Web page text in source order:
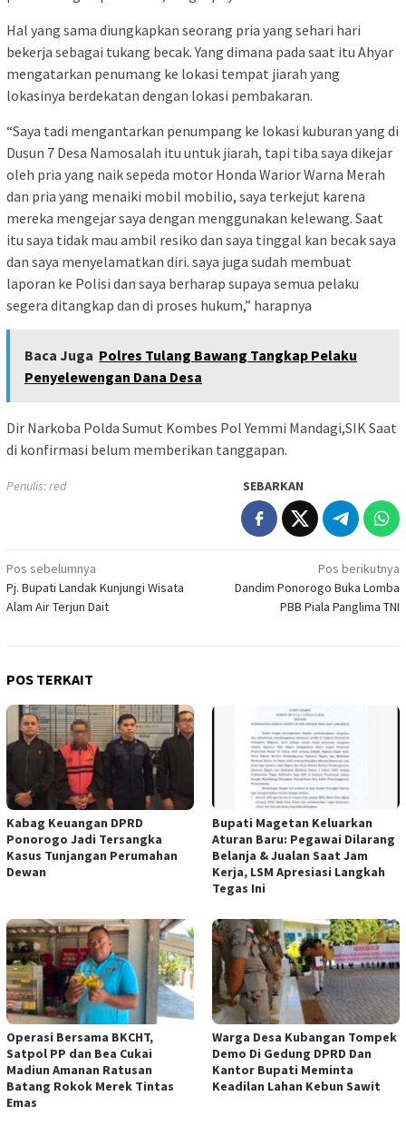
Hal yang sama diungkapkan seorang pria yang sehari hari
bekerja sebagai tukang becak. Yang dimana pada saat itu Ahyar
mengatarkan penumang ke lokasi tempat jiarah yang
lokasinya berdekatan dengan lokasi pembakaran.
“Saya tadi mengantarkan penumpang ke lokasi kuburan yang di
Dusun 7 Desa Namosalah itu untuk jiarah, tapi tiba saya dikejar
oleh pria yang naik sepeda motor Honda Warior Warna Merah
dan pria yang menaiki mobil mobilio, saya terkejut karena
mereka mengejar saya dengan menggunakan kelewang. Saat
itu saya tidak mau ambil resiko dan saya tinggal kan becak saya
dan saya menyelamatkan diri. saya juga sudah membuat
laporan ke Polisi dan saya berharap supaya semua pelaku
segera ditangkap dan di proses hukum,” harapnya
Baca Juga Polres Tulang Bawang Tangkap Pelaku
Penyelewengan Dana Desa
Dir Narkoba Polda Sumut Kombes Pol Yemmi Mandagi,SIK Saat
di konfirmasi belum memberikan tanggapan.
Penulis: red SEBARKAN
Navigasi
pos
Pos sebelumnya
Pj. Bupati Landak Kunjungi Wisata
Alam Air Terjun Dait
Pos berikutnya
Dandim Ponorogo Buka Lomba
PBB Piala Panglima TNI
POS TERKAIT
Kabag Keuangan DPRD
Ponorogo Jadi Tersangka
Kasus Tunjangan Perumahan
Dewan
Bupati Magetan Keluarkan
Aturan Baru: Pegawai Dilarang
Belanja & Jualan Saat Jam
Kerja, LSM Apresiasi Langkah
Tegas Ini
Operasi Bersama BKCHT,
Satpol PP dan Bea Cukai
Madiun Amanan Ratusan
Batang Rokok Merek Tintas
Emas
Warga Desa Kubangan Tompek
Demo Di Gedung DPRD Dan
Kantor Bupati Meminta
Keadilan Lahan Kebun Sawit